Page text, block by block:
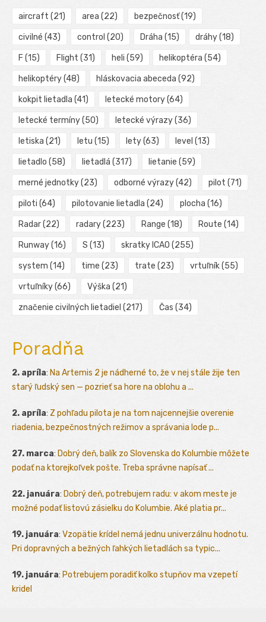
aircraft (21) area (22) bezpečnosť(19)
civilné (43) control (20) Dráha (15) dráhy(18)
F (15) Flight (31) heli (59) helikoptéra (54)
helikoptéry(48) hláskovacia abeceda (92)
kokpit lietadla (41) letecké motory(64)
letecké termíny(50) letecké výrazy(36)
letiska (21) letu (15) lety(63) level (13)
lietadlo (58) lietadlá (317) lietanie (59)
merné jednotky(23) odborné výrazy(42) pilot (71)
piloti (64) pilotovanie lietadla (24) plocha (16)
Radar(22) radary(223) Range (18) Route (14)
Runway(16) S (13) skratky ICAO (255)
system (14) time (23) trate (23) vrtuľník(55)
vrtuľníky(66) Výška (21)
značenie civilných lietadiel (217) Čas (34)
Poradňa
2. apríla: Na Artemis 2 je nádherné to, že v nej stále žije ten
starý ľudský sen — pozrieť sa hore na oblohu a ...
2. apríla: Z pohľadu pilota je na tom najcennejšie overenie
riadenia, bezpečnostných režimov a správania lode p...
27. marca: Dobrý deň, balík zo Slovenska do Kolumbie môžete
podať na ktorejkoľvek pošte. Treba správne napísať ...
22. januára: Dobrý deň, potrebujem radu: v akom meste je
možné podať listovú zásielku do Kolumbie. Aké platia pr...
19. januára: Vzopätie krídel nemá jednu univerzálnu hodnotu.
Pri dopravných a bežných ľahkých lietadlách sa typic...
19. januára: Potrebujem poradiť kolko stupňov ma vzepetí
kridel